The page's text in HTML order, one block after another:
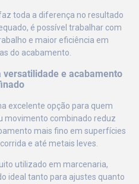
toda a diferença no resultado
é possível trabalhar com
e maior eficiência em
do acabamento.
e acabamento
excelente opção para quem
movimento combinado reduz
mais fino em superfícies
e até metais leves.
utilizado em marcenaria,
ideal tanto para ajustes quanto